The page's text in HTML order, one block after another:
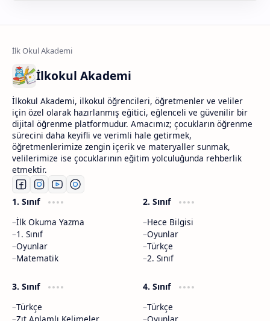
İlkokul Akademi
İlkokul Akademi, ilkokul öğrencileri, öğretmenler ve veliler
için özel olarak hazırlanmış eğitici, eğlenceli ve güvenilir bir
dijital öğrenme platformudur. Amacımız; çocukların öğrenme
sürecini daha keyifli ve verimli hale getirmek,
öğretmenlerimize zengin içerik ve materyaller sunmak,
velilerimize ise çocuklarının eğitim yolculuğunda rehberlik
etmektir.
1. Sınıf
İlk Okuma Yazma
1. Sınıf
Oyunlar
Matematik
2. Sınıf
Hece Bilgisi
Oyunlar
Türkçe
2. Sınıf
3. Sınıf
Türkçe
Zıt Anlamlı Kelimeler
4. Sınıf
Türkçe
Oyunlar